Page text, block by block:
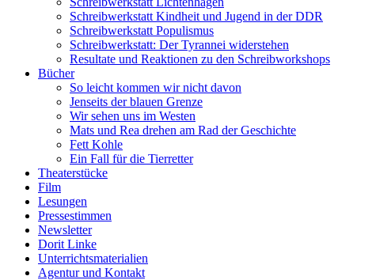
Schreibwerkstatt Kindheit und Jugend in der DDR
Schreibwerkstatt Populismus
Schreibwerkstatt: Der Tyrannei widerstehen
Resultate und Reaktionen zu den Schreibworkshops
Bücher
So leicht kommen wir nicht davon
Jenseits der blauen Grenze
Wir sehen uns im Westen
Mats und Rea drehen am Rad der Geschichte
Fett Kohle
Ein Fall für die Tierretter
Theaterstücke
Film
Lesungen
Pressestimmen
Newsletter
Dorit Linke
Unterrichtsmaterialien
Agentur und Kontakt